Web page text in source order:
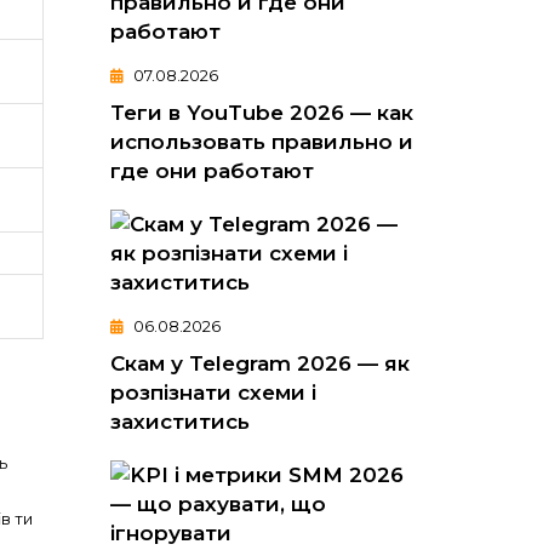
ти
07.08.2026
Теги в YouTube 2026 — как
использовать правильно и
где они работают
06.08.2026
Скам у Telegram 2026 — як
розпізнати схеми і
захиститись